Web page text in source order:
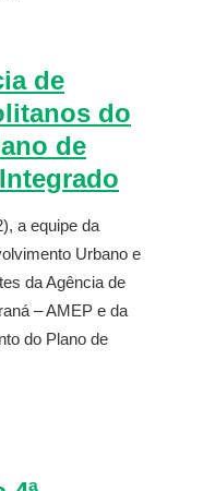
de
do
de
a equipe da
Urbano e
da Agência de
– AMEP e da
do Plano de